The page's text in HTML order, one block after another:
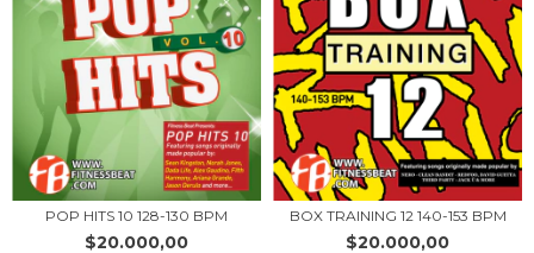
POP HITS 10 128-130 BPM
$20.000,00
BOX TRAINING 12 140-153 BPM
$20.000,00